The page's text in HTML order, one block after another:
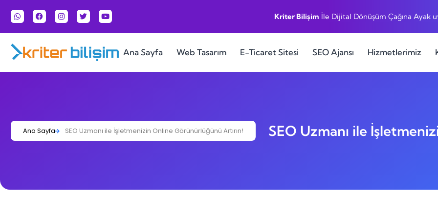
Kriter Bilişim İle Dijital Dönüşüm Çağına Ayak
Ana Sayfa Web Tasarım E-Ticaret Sitesi SEO Ajansı Hizmetlerimiz
Ana Sayfa SEO Uzmanı ile İşletmenizin Online Görünürlüğünü Artırın! SEO Uzmanı ile